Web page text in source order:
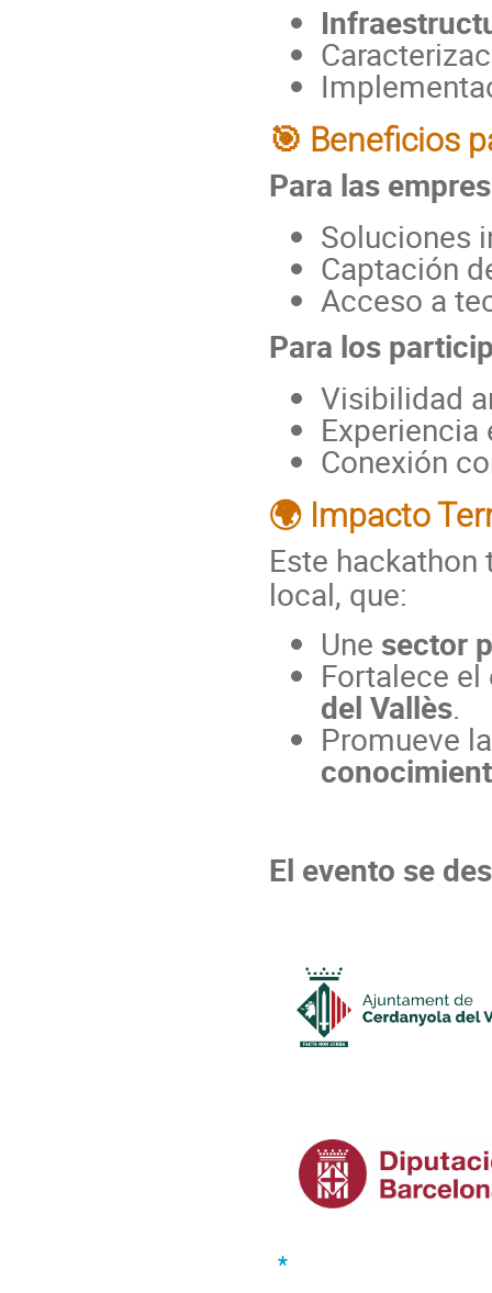
🎯 Beneficios
Para las
Soluciones
Captación
Acceso a
Para los
Visibilidad
Conexión
🌍 Impacto
Este
local, que:
Une sector
Fortalece
del Vallès.
Promueve
El evento se
*